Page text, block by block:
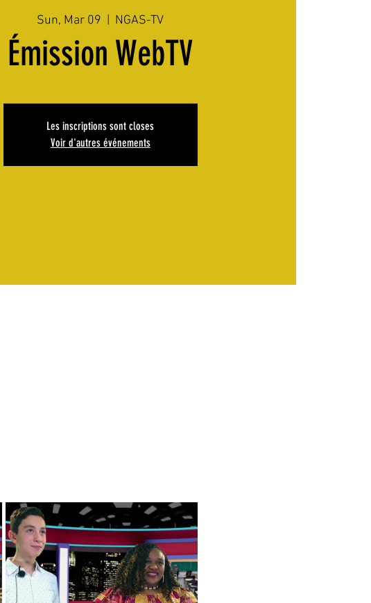
Sun, Mar 09 NGAS-TV
Émission WebTV
Les inscriptions sont closes
Voir d'autres événements